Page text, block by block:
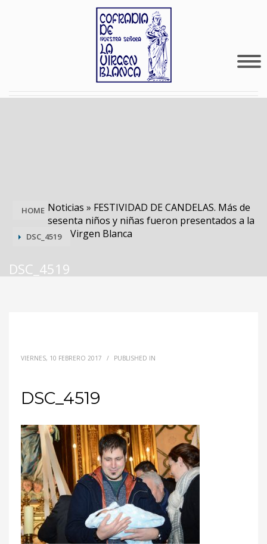
HOME Noticias » FESTIVIDAD DE CANDELAS. Más de
sesenta niños y niñas fueron presentados a la
Virgen Blanca
DSC_4519
DSC_4519
VIERNES, 10 FEBRERO 2017 / PUBLISHED IN
DSC_4519